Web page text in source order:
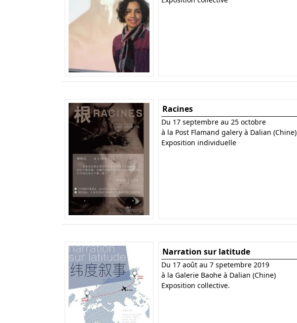
Racines
Du 17 septembre au 25 octobre
à la Post Flamand galery à Dalian (Chine)
Exposition individuelle
Narration sur latitude
Du 17 août au 7 spetembre 2019
à la Galerie Baohe à Dalian (Chine)
Exposition collective.